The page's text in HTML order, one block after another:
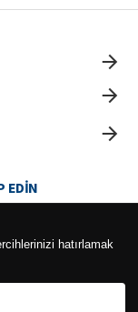
EDIN
hatırlamak